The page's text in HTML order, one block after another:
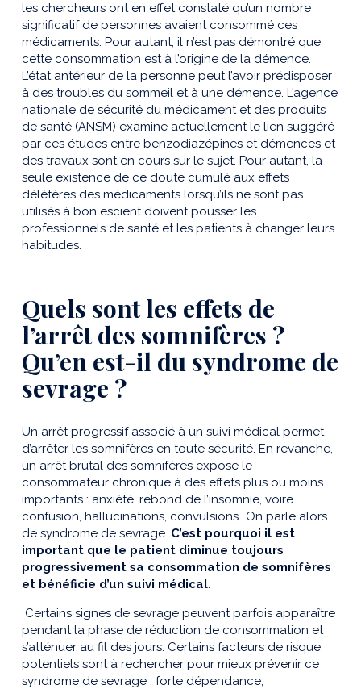
les chercheurs ont en effet constaté qu’un nombre
significatif de personnes avaient consommé ces
médicaments. Pour autant, il n’est pas démontré que
cette consommation est à l’origine de la démence.
L’état antérieur de la personne peut l’avoir prédisposer
à des troubles du sommeil et à une démence. L’agence
nationale de sécurité du médicament et des produits
de santé (ANSM) examine actuellement le lien suggéré
par ces études entre benzodiazépines et démences et
des travaux sont en cours sur le sujet. Pour autant, la
seule existence de ce doute cumulé aux effets
délétères des médicaments lorsqu’ils ne sont pas
utilisés à bon escient doivent pousser les
professionnels de santé et les patients à changer leurs
habitudes.
Quels sont les effets de
l’arrêt des somnifères ?
Qu’en est-il du syndrome de
sevrage ?
Un arrêt progressif associé à un suivi médical permet
d’arrêter les somnifères en toute sécurité. En revanche,
un arrêt brutal des somnifères expose le
consommateur chronique à des effets plus ou moins
importants : anxiété, rebond de l’insomnie, voire
confusion, hallucinations, convulsions...On parle alors
de syndrome de sevrage. C’est pourquoi il est
important que le patient diminue toujours
progressivement sa consommation de somnifères
et bénéficie d’un suivi médical.
Certains signes de sevrage peuvent parfois apparaître
pendant la phase de réduction de consommation et
s’atténuer au fil des jours. Certains facteurs de risque
potentiels sont à rechercher pour mieux prévenir ce
syndrome de sevrage : forte dépendance,